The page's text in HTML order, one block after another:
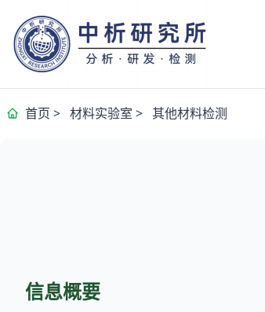
首页 > 材料实验室 > 其他材料检测
信息概要